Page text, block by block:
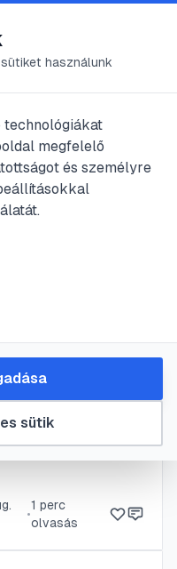
•
•
1 perc
olvasás
használunk
technológiákat
megfelelő
és személyre
sütik